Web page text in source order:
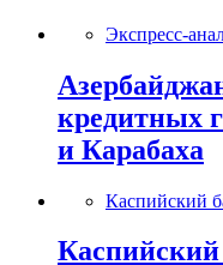
Экспресс-
кредитных
и Карабаха
Каспийский